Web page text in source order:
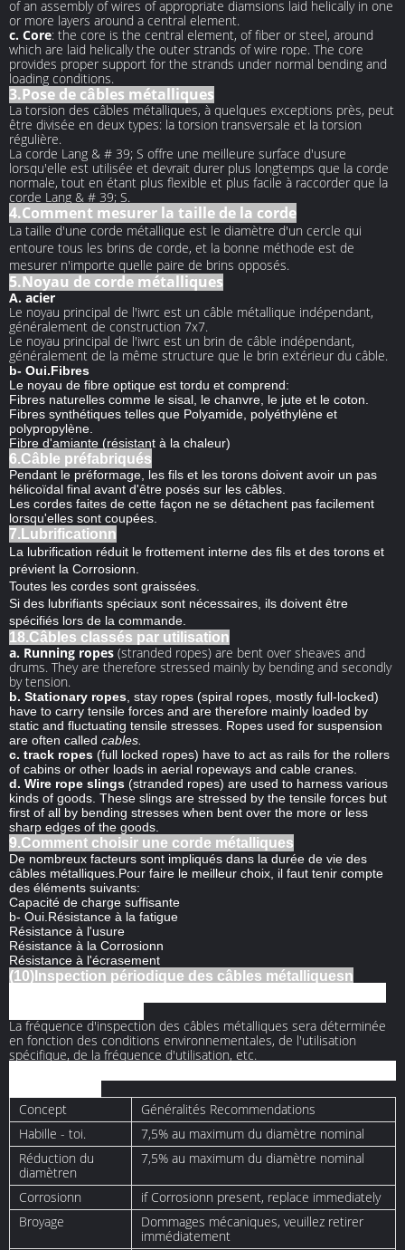
of an assembly of wires of appropriate diamsions laid helically in one
or more layers around a central element.
c. Core: the core is the central element, of fiber or steel, around
which are laid helically the outer strands of wire rope. The core
provides proper support for the strands under normal bending and
loading conditions.
3.Pose de câbles métalliques
La torsion des câbles métalliques, à quelques exceptions près, peut
être divisée en deux types: la torsion transversale et la torsion
régulière.
La corde Lang & # 39; S offre une meilleure surface d'usure
lorsqu'elle est utilisée et devrait durer plus longtemps que la corde
normale, tout en étant plus flexible et plus facile à raccorder que la
corde Lang & # 39; S.
4.Comment mesurer la taille de la corde
La taille d'une corde métallique est le diamètre d'un cercle qui
entoure tous les brins de corde, et la bonne méthode est de
mesurer n'importe quelle paire de brins opposés.
5.Noyau de corde métalliques
A. acier
Le noyau principal de l'iwrc est un câble métallique indépendant,
généralement de construction 7x7.
Le noyau principal de l'iwrc est un brin de câble indépendant,
généralement de la même structure que le brin extérieur du câble.
b- Oui.Fibres
Le noyau de fibre optique est tordu et comprend:
Fibres naturelles comme le sisal, le chanvre, le jute et le coton.
Fibres synthétiques telles que Polyamide, polyéthylène et
polypropylène.
Fibre d'amiante (résistant à la chaleur)
6.Câble préfabriqués
Pendant le préformage, les fils et les torons doivent avoir un pas
hélicoïdal final avant d'être posés sur les câbles.
Les cordes faites de cette façon ne se détachent pas facilement
lorsqu'elles sont coupées.
7.Lubrificationn
La lubrification réduit le frottement interne des fils et des torons et
prévient la Corrosionn.
Toutes les cordes sont graissées.
Si des lubrifiants spéciaux sont nécessaires, ils doivent être
spécifiés lors de la commande.
18.Câbles classés par utilisation
a. Running ropes (stranded ropes) are bent over sheaves and
drums. They are therefore stressed mainly by bending and secondly
by tension.
b. Stationary ropes , stay ropes (spiral ropes, mostly full-locked)
have to carry tensile forces and are therefore mainly loaded by
static and fluctuating tensile stresses. Ropes used for suspension
are often called cables.
c. track ropes (full locked ropes) have to act as rails for the rollers
of cabins or other loads in aerial ropeways and cable cranes.
d. Wire rope slings (stranded ropes) are used to harness various
kinds of goods. These slings are stressed by the tensile forces but
first of all by bending stresses when bent over the more or less
sharp edges of the goods.
9.Comment choisir une corde métalliques
De nombreux facteurs sont impliqués dans la durée de vie des
câbles métalliques.Pour faire le meilleur choix, il faut tenir compte
des éléments suivants:
Capacité de charge suffisante
b- Oui.Résistance à la fatigue
Résistance à l'usure
Résistance à la Corrosionn
Résistance à l'écrasement
(10)Inspection périodique des câbles métalliquesn
La fréquence d'inspection des câbles métalliques sera déterminée
en fonction des conditions environnementales, de l'utilisation
spécifique, de la fréquence d'utilisation, etc.
Concept
Généralités Recommendations
Habille - toi.
7,5% au maximum du diamètre nominal
Réduction du
diamètren
7,5% au maximum du diamètre nominal
Corrosionn
if Corrosionn present, replace immediately
Broyage
Dommages mécaniques, veuillez retirer
immédiatement